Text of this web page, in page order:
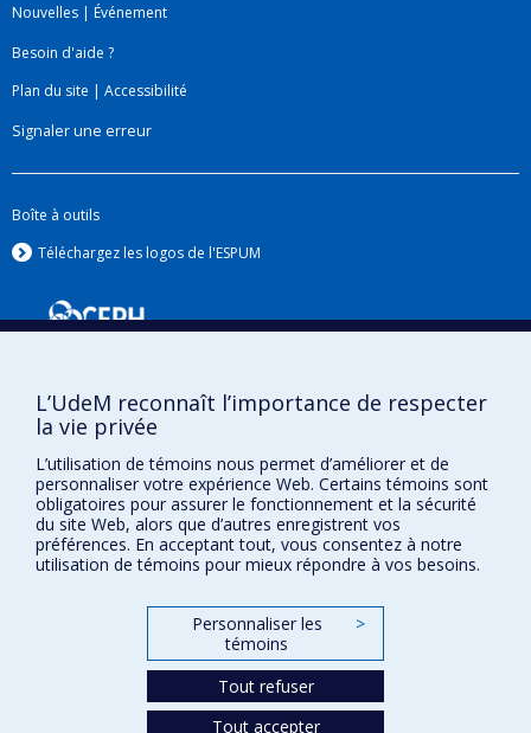
Nouvelles | Événement
Besoin d'aide ?
Plan du site | Accessibilité
Signaler une erreur
Boîte à outils
Téléchargez les logos de l'ESPUM
Confidentialité
Conditions d’utilisation
Paramètres des témoins
Université de
L’UdeM reconnaît l’importance de respecter
la vie privée
L’utilisation de témoins nous permet d’améliorer et de
personnaliser votre expérience Web. Certains témoins sont
obligatoires pour assurer le fonctionnement et la sécurité
du site Web, alors que d’autres enregistrent vos
préférences. En acceptant tout, vous consentez à notre
utilisation de témoins pour mieux répondre à vos besoins.
Personnaliser les
témoins
>
Tout refuser
Tout accepter